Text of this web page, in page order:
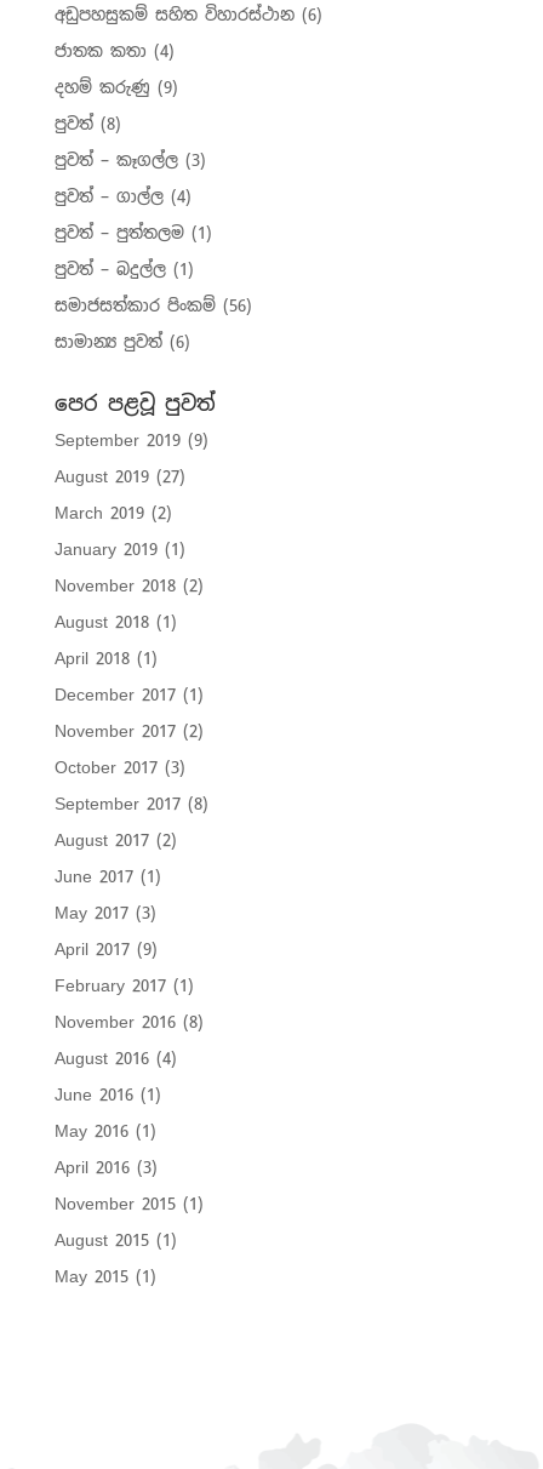
අඩුපහසුකම් සහිත විහාරස්ථාන(6)
ජාතක කතා (4)
දහම් කරුණු (9)
පුවත්(8)
පුවත් – කෑගල්ල(3)
පුවත් – ගාල්ල(4)
පුවත් – පුත්තලම(1)
පුවත් – බදුල්ල(1)
සමාජසත්කාර පිංකම්(56)
සාමාන්‍ය පුවත්(6)
පෙර පළවූ පුවත්
September 2019(9)
August 2019(27)
March 2019(2)
January 2019(1)
November 2018(2)
August 2018(1)
April 2018(1)
December 2017(1)
November 2017(2)
October 2017(3)
September 2017(8)
August 2017(2)
June 2017(1)
May 2017(3)
April 2017(9)
February 2017(1)
November 2016(8)
August 2016(4)
June 2016(1)
May 2016(1)
April 2016(3)
November 2015(1)
August 2015(1)
May 2015(1)